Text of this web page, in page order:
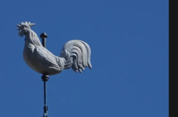
VOIR EN GRAND